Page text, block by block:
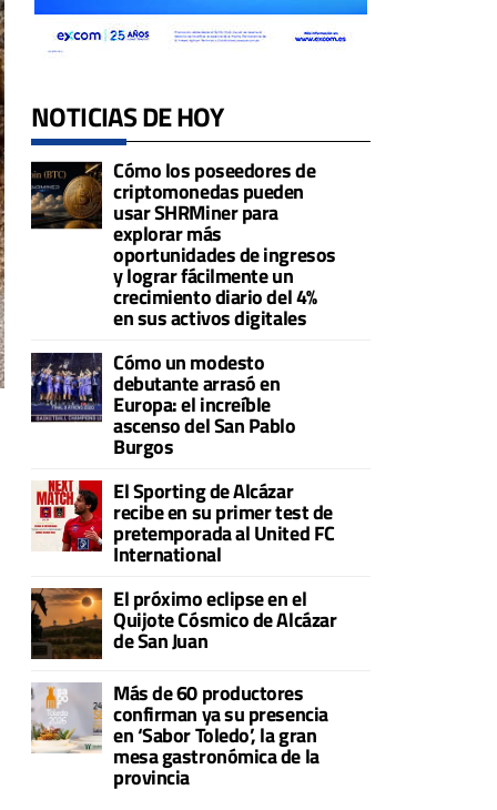
NOTICIAS DE HOY
Cómo los poseedores de
criptomonedas pueden
usar SHRMiner para
explorar más
oportunidades de ingresos
y lograr fácilmente un
crecimiento diario del 4%
en sus activos digitales
Cómo un modesto
debutante arrasó en
Europa: el increíble
ascenso del San Pablo
Burgos
El Sporting de Alcázar
recibe en su primer test de
pretemporada al United FC
International
El próximo eclipse en el
Quijote Cósmico de Alcázar
de San Juan
Más de 60 productores
confirman ya su presencia
en ‘Sabor Toledo’, la gran
mesa gastronómica de la
provincia